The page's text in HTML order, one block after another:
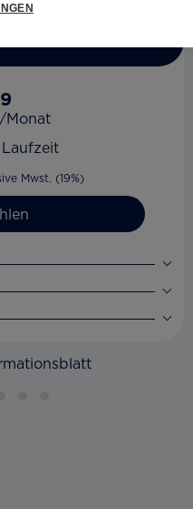
Monat
Mwst. (19%)